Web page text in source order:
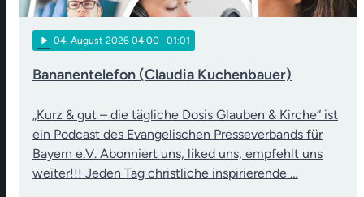
play_arrow 04. August 2026 04:00 · 01:01
Bananentelefon (Claudia Kuchenbauer)
„Kurz & gut – die tägliche Dosis Glauben & Kirche“ ist
ein Podcast des Evangelischen Presseverbands für
Bayern e.V. Abonniert uns, liked uns, empfehlt uns
weiter!!! Jeden Tag christliche inspirierende …